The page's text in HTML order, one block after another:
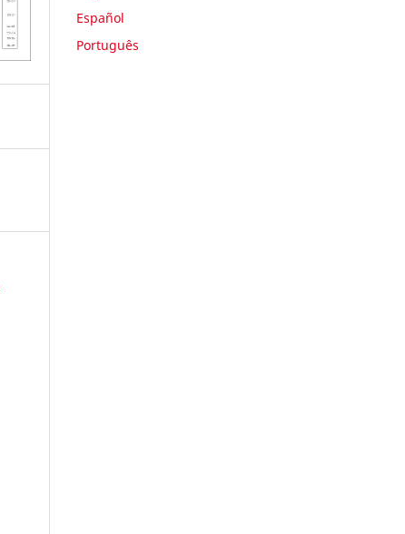
Español
Português